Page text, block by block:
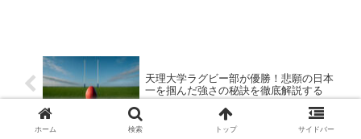
天理大学ラグビー部が優勝！悲願の日本
一を掴んだ強さの秘訣を徹底解説する
ホーム 検索 トップ サイドバー